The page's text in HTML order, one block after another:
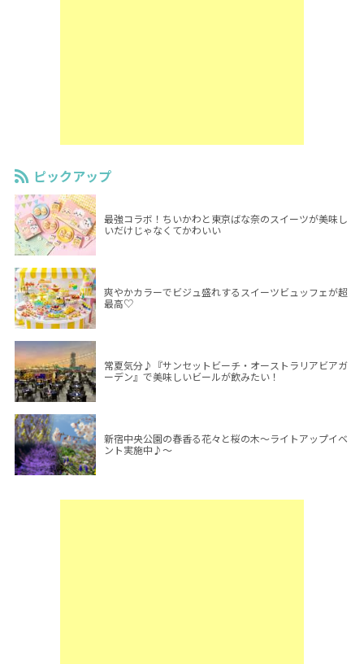
ピックアップ
最強コラボ！ちいかわと東京ばな奈のスイーツが美味し
いだけじゃなくてかわいい
爽やかカラーでビジュ盛れするスイーツビュッフェが超
最高♡
常夏気分♪『サンセットビーチ・オーストラリアビアガ
ーデン』で美味しいビールが飲みたい！
新宿中央公園の春香る花々と桜の木～ライトアップイベ
ント実施中♪～